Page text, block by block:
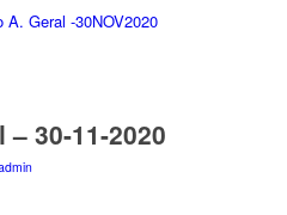
Geral -30NOV2020
30-11-2020